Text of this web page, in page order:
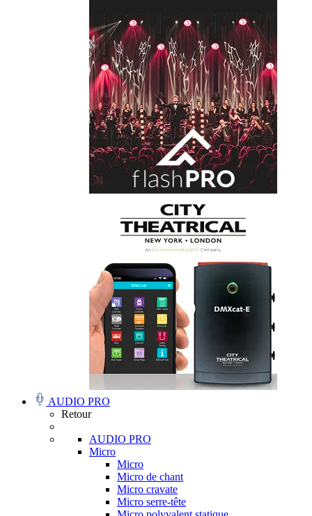
AUDIO PRO
Retour
AUDIO PRO
Micro
Micro
Micro de chant
Micro cravate
Micro serre-tête